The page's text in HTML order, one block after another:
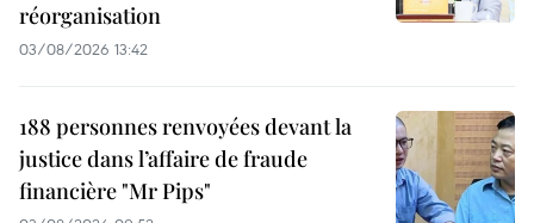
réorganisation
03/08/2026 13:42
188 personnes renvoyées devant la
justice dans l’affaire de fraude
financière "Mr Pips"